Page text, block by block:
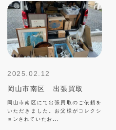
2025.02.12
岡山市南区 出張買取
岡山市南区にて出張買取のご依頼を
いただきました。お父様がコレクシ
ョンされていたお...